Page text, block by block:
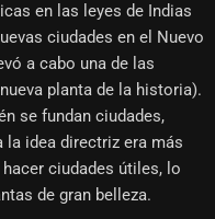
en las leyes de Indias
ciudades en el Nuevo
a cabo una de las
planta de la historia).
se fundan ciudades,
la idea directriz era más
ciudades útiles, lo
de gran belleza.